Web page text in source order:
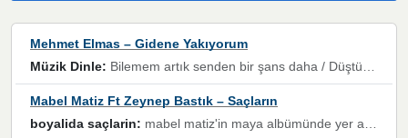
Mehmet Elmas – Gidene Yakıyorum
Müzik Dinle: Bilemem artık senden bir şans daha / Düştüğün zaman ben olmayacağım yanında” dizeleri, artık geçmişin tekrarına izin verilmeyeceğini, kişisel sınırların çizildiğini gösteriyor.
Mabel Matiz Ft Zeynep Bastık – Saçların
boyalida saçlarin: mabel matiz'in maya albümünde yer alan güzellerden. parça da şarkı hani! müzikal altyapısına vurulduğum, sözlerinde kaybolduğum bir parça olmuş.